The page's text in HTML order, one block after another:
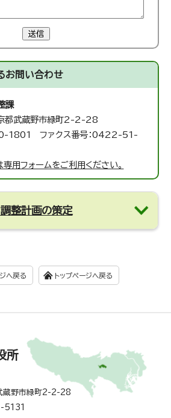
送信
お問い合わせ
課
武蔵野市緑町2-2-28
1801 ファクス番号：0422-51-
用フォームをご利用ください。
整計画の策定
へ戻る トップページへ戻る
所
野市緑町2-2-28
5131